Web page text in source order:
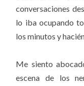
conversaciones
lo iba ocupando
los minutos y
Me siento
escena de los